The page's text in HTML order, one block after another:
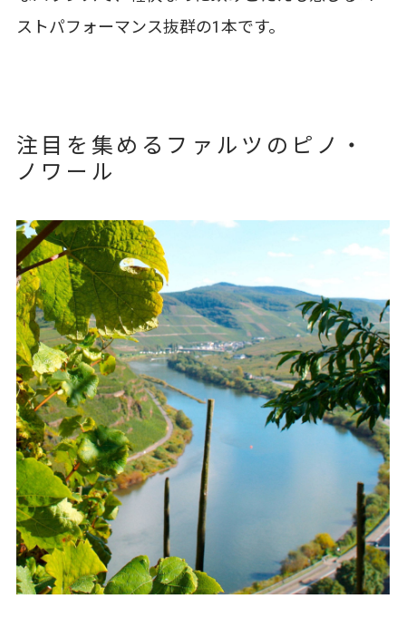
ストパフォーマンス抜群の1本です。
注目を集めるファルツのピノ・
ノワール